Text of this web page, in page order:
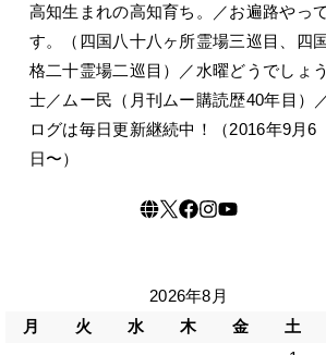
高知生まれの高知育ち。／お遍路やっ
す。（四国八十八ヶ所霊場三巡目、四
格二十霊場二巡目）／水曜どうでしょ
士／ムー民（月刊ムー購読歴40年目）
ログは毎日更新継続中！（2016年9月6
日〜）
2026年8月
月
火 水 木 金 土